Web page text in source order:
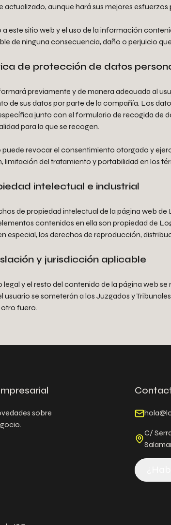
actualizado, aunque hará sus mejores
a este sitio web y el uso de la información
de ninguna consecuencia, daño o perjuicio
de protección de datos
previamente y de manera adecuada al
de sus datos por parte de la compañía. Los
junto con el formulario de recogida de
para la que se recogen.
puede revocar el consentimiento otorgado y
limitación del tratamiento y portabilidad en los
intelectual e industrial
de propiedad intelectual de la página web
contenidos en ella son propiedad de
especial, los derechos de reproducción,
y jurisdicción aplicable
legal y el resto del contenido de la página web
usuario se someterán a los Juzgados y
fuero.
sobre
C/